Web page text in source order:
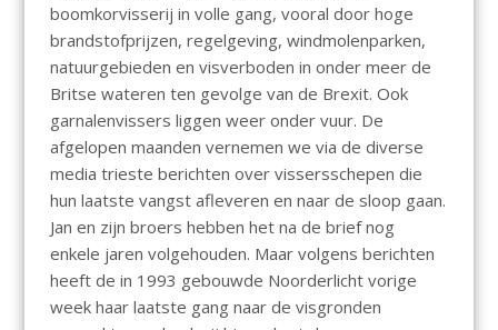
boomkorvisserij in volle gang, vooral door hoge
brandstofprijzen, regelgeving, windmolenparken,
natuurgebieden en visverboden in onder meer de
Britse wateren ten gevolge van de Brexit. Ook
garnalenvissers liggen weer onder vuur. De
afgelopen maanden vernemen we via de diverse
media trieste berichten over vissersschepen die
hun laatste vangst afleveren en naar de sloop gaan.
Jan en zijn broers hebben het na de brief nog
enkele jaren volgehouden. Maar volgens berichten
heeft de in 1993 gebouwde Noorderlicht vorige
week haar laatste gang naar de visgronden